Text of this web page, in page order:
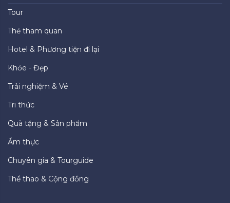
Tour
Thẻ tham quan
Hotel & Phương tiện đi lại
Khỏe - Đẹp
Trải nghiệm & Vé
Tri thức
Quà tặng & Sản phẩm
Ẩm thực
Chuyên gia & Tourguide
Thể thao & Cộng đồng